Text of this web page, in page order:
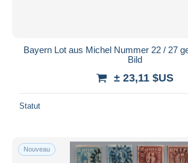
Bayern Lot aus Michel Nummer 22 / 27
Bild
± 23,11 $US
Statut
Nouveau